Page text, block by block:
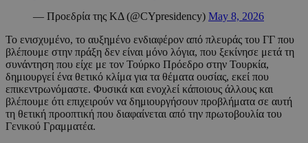
— Προεδρία της ΚΔ (@CYpresidency) May 8, 2026
Το ενισχυμένο, το αυξημένο ενδιαφέρον από πλευράς του ΓΓ που
βλέπουμε στην πράξη δεν είναι μόνο λόγια, που ξεκίνησε μετά τη
συνάντηση που είχε με τον Τούρκο Πρόεδρο στην Τουρκία,
δημιουργεί ένα θετικό κλίμα για τα θέματα ουσίας, εκεί που
επικεντρωνόμαστε. Φυσικά και ενοχλεί κάποιους άλλους και
βλέπουμε ότι επιχειρούν να δημιουργήσουν προβλήματα σε αυτή
τη θετική προοπτική που διαφαίνεται από την πρωτοβουλία του
Γενικού Γραμματέα.